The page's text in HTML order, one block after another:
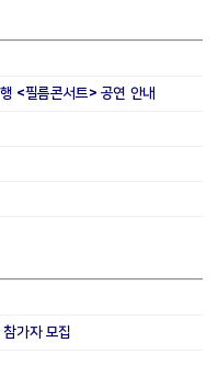
<필름콘서트> 공연 안내
가자 모집